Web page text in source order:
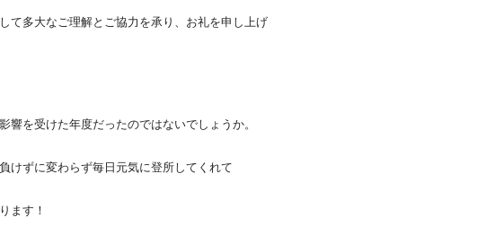
て多大なご理解とご協力を承り、お礼を申し上げ
を受けた年度だったのではないでしょうか。
けずに変わらず毎日元気に登所してくれて
ます！